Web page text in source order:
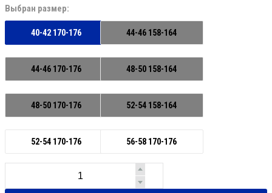
Выбран размер:
40-42 170-176 44-46 158-164
44-46 170-176 48-50 158-164
48-50 170-176 52-54 158-164
52-54 170-176 56-58 170-176